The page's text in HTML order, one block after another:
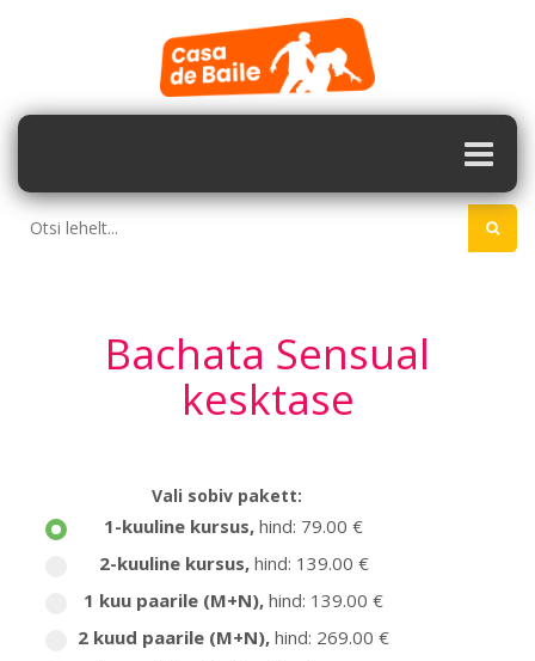
Bachata Sensual
kesktase
Vali sobiv pakett:
1-kuuline kursus, hind: 79.00 €
2-kuuline kursus, hind: 139.00 €
1 kuu paarile (M+N), hind: 139.00 €
2 kuud paarile (M+N), hind: 269.00 €